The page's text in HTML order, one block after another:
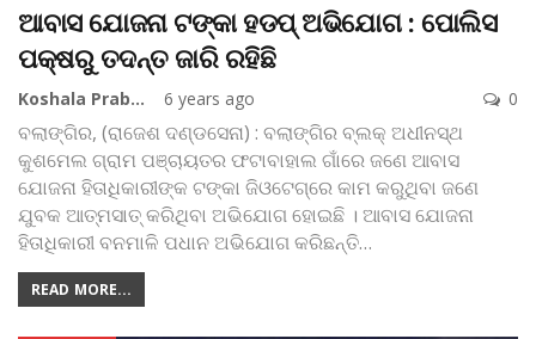
ଆବାସ ଯୋଜନା ଟଙ୍କା ହଡପ୍‌ ଅଭିଯୋଗ : ପୋଲିସ
ପକ୍ଷରୁ ତଦନ୍ତ ଜାରି ରହିଛି
Koshala Prabaha 6 years ago 0
ବଲାଙ୍ଗିର, (ରାଜେଶ ଦଣ୍ଡସେନା) : ବଲାଙ୍ଗିର ବ୍ଲକ୍‌ ଅଧୀନସ୍ଥ
କୁଶମେଲ ଗ୍ରାମ ପଞ୍ଚାୟତର ଫଟାବାହାଲ ଗାଁରେ ଜଣେ ଆବାସ
ଯୋଜନା ହିତାଧିକାରୀଙ୍କ ଟଙ୍କା ଜିଓଟେଗ୍‌ରେ କାମ କରୁଥିବା ଜଣେ
ଯୁବକ ଆତ୍ମସାତ୍‌ କରିଥିବା ଅଭିଯୋଗ ହୋଇଛି । ଆବାସ ଯୋଜନା
ହିତାଧିକାରୀ ବନମାଳି ପଧାନ ଅଭିଯୋଗ କରିଛନ୍ତି…
READ MORE...